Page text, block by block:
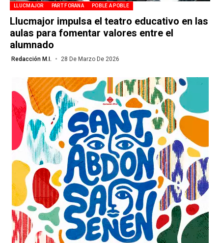
LLUCMAJOR PART FORANA POBLE A POBLE
Llucmajor impulsa el teatro educativo en las
aulas para fomentar valores entre el
alumnado
Redacción M.I. 28 De Marzo De 2026